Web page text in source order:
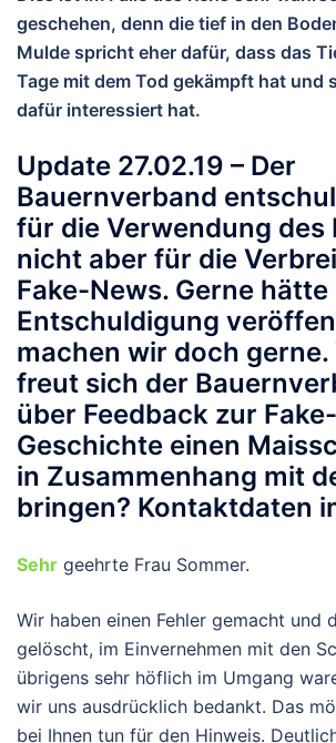
geschehen, denn die tief in den
Mulde spricht eher dafür, dass das
Tage mit dem Tod gekämpft hat und
dafür interessiert hat.
Update 27.02.19 – Der
Bauernverband
für die Verwendung des
nicht aber für die
Fake-News. Gerne hätte
Entschuldigung
machen wir doch
freut sich der
über Feedback zur Fake-
Geschichte einen
in Zusammenhang mit
bringen? Kontaktdaten
Sehr geehrte Frau Sommer.
Wir haben einen Fehler gemacht und
gelöscht, im Einvernehmen mit den
übrigens sehr höflich im Umgang
wir uns ausdrücklich bedankt. Das
bei Ihnen tun für den Hinweis.